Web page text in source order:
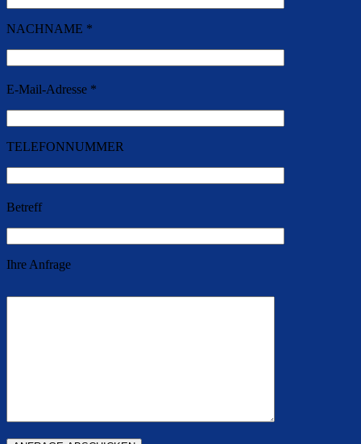
NACHNAME *
E-Mail-Adresse *
TELEFONNUMMER
Betreff
Ihre Anfrage